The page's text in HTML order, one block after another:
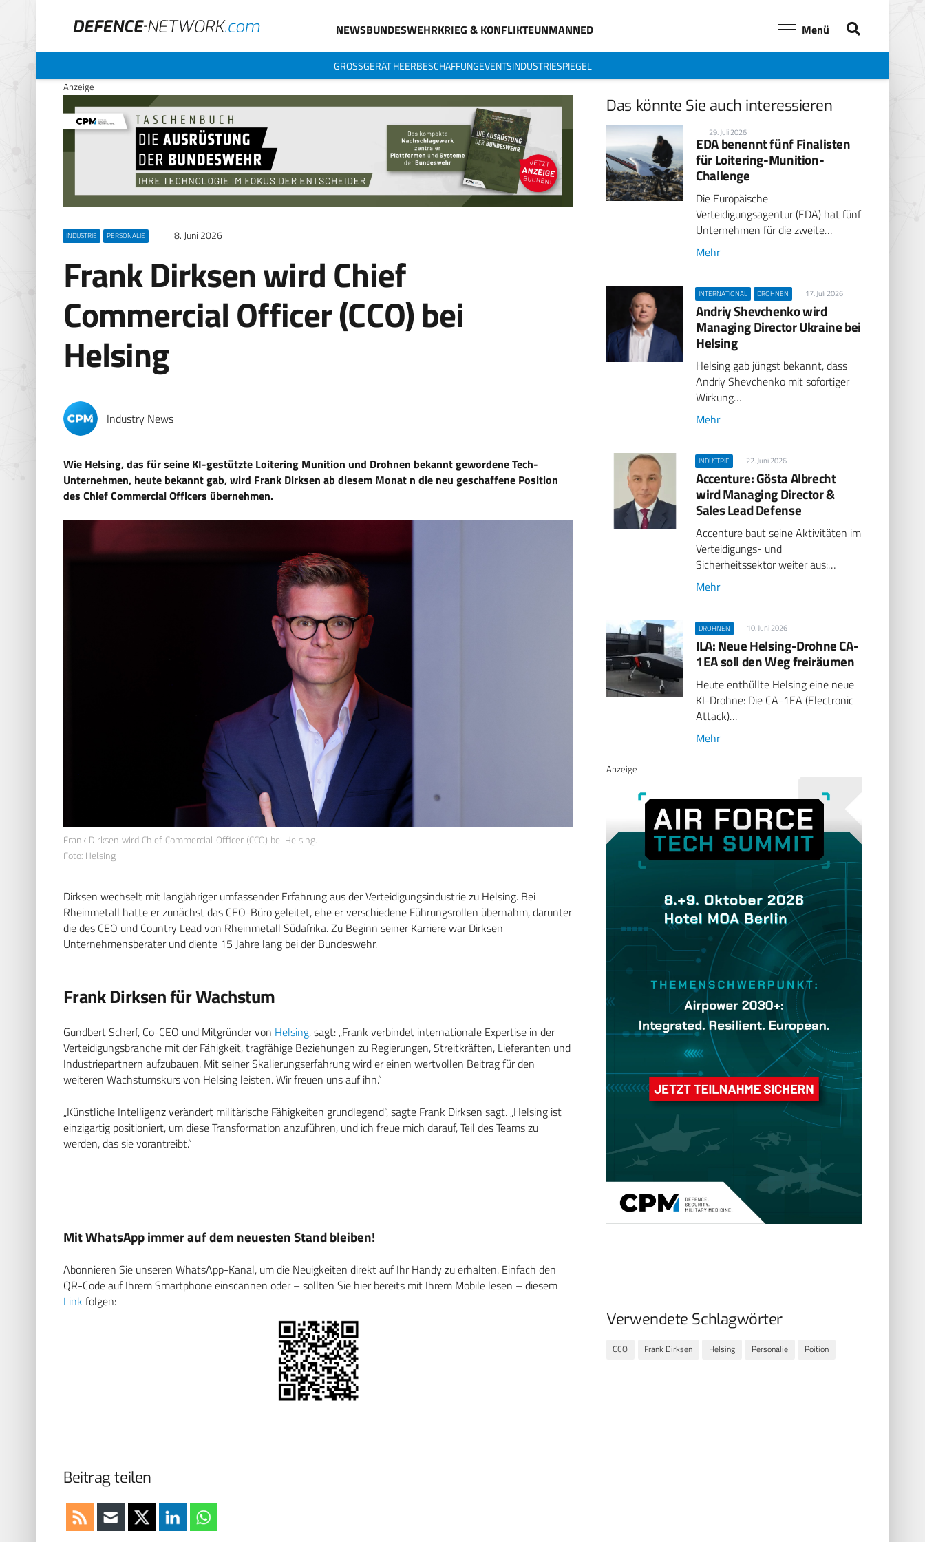
NEWSBUNDESWEHRKRIEG & KONFLIKTEUNMANNED Menü
GROSSGERÄT HEERBESCHAFFUNGEVENTSINDUSTRIESPIEGEL
Anzeige
INDUSTRIE PERSONALIE 8. Juni 2026
Frank Dirksen wird Chief
Commercial Officer (CCO) bei
Helsing
Industry News
Wie Helsing, das für seine KI-gestützte Loitering Munition und Drohnen bekannt gewordene Tech-
Unternehmen, heute bekannt gab, wird Frank Dirksen ab diesem Monat n die neu geschaffene Position
des Chief Commercial Officers übernehmen.
Frank Dirksen wird Chief Commercial Officer (CCO) bei Helsing.
Foto: Helsing
Dirksen wechselt mit langjähriger umfassender Erfahrung aus der Verteidigungsindustrie zu Helsing. Bei
Rheinmetall hatte er zunächst das CEO-Büro geleitet, ehe er verschiedene Führungsrollen übernahm, darunter
die des CEO und Country Lead von Rheinmetall Südafrika. Zu Beginn seiner Karriere war Dirksen
Unternehmensberater und diente 15 Jahre lang bei der Bundeswehr.
Frank Dirksen für Wachstum
Gundbert Scherf, Co-CEO und Mitgründer von Helsing, sagt: „Frank verbindet internationale Expertise in der
Verteidigungsbranche mit der Fähigkeit, tragfähige Beziehungen zu Regierungen, Streitkräften, Lieferanten und
Industriepartnern aufzubauen. Mit seiner Skalierungserfahrung wird er einen wertvollen Beitrag für den
weiteren Wachstumskurs von Helsing leisten. Wir freuen uns auf ihn.“
„Künstliche Intelligenz verändert militärische Fähigkeiten grundlegend“, sagte Frank Dirksen sagt. „Helsing ist
einzigartig positioniert, um diese Transformation anzuführen, und ich freue mich darauf, Teil des Teams zu
werden, das sie vorantreibt.“
Mit WhatsApp immer auf dem neuesten Stand bleiben!
Abonnieren Sie unseren WhatsApp-Kanal, um die Neuigkeiten direkt auf Ihr Handy zu erhalten. Einfach den
QR-Code auf Ihrem Smartphone einscannen oder – sollten Sie hier bereits mit Ihrem Mobile lesen – diesem
Link folgen:
Beitrag teilen
Das könnte Sie auch interessieren
29. Juli 2026
EDA benennt fünf Finalisten
für Loitering-Munition-
Challenge
Die Europäische
Verteidigungsagentur (EDA) hat fünf
Unternehmen für die zweite…
Mehr
INTERNATIONAL DROHNEN 17. Juli 2026
Andriy Shevchenko wird
Managing Director Ukraine bei
Helsing
Helsing gab jüngst bekannt, dass
Andriy Shevchenko mit sofortiger
Wirkung…
Mehr
INDUSTRIE 22. Juni 2026
Accenture: Gösta Albrecht
wird Managing Director &
Sales Lead Defense
Accenture baut seine Aktivitäten im
Verteidigungs- und
Sicherheitssektor weiter aus:…
Mehr
DROHNEN 10. Juni 2026
ILA: Neue Helsing-Drohne CA-
1EA soll den Weg freiräumen
Heute enthüllte Helsing eine neue
KI-Drohne: Die CA-1EA (Electronic
Attack)…
Mehr
Anzeige
Verwendete Schlagwörter
CCO Frank Dirksen Helsing Personalie Poition